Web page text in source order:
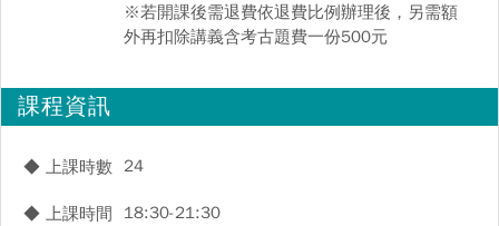
※若開課後需退費依退費比例辦理後，另需額
外再扣除講義含考古題費一份500元
課程資訊
◆ 上課時數 24
◆ 上課時間 18:30-21:30